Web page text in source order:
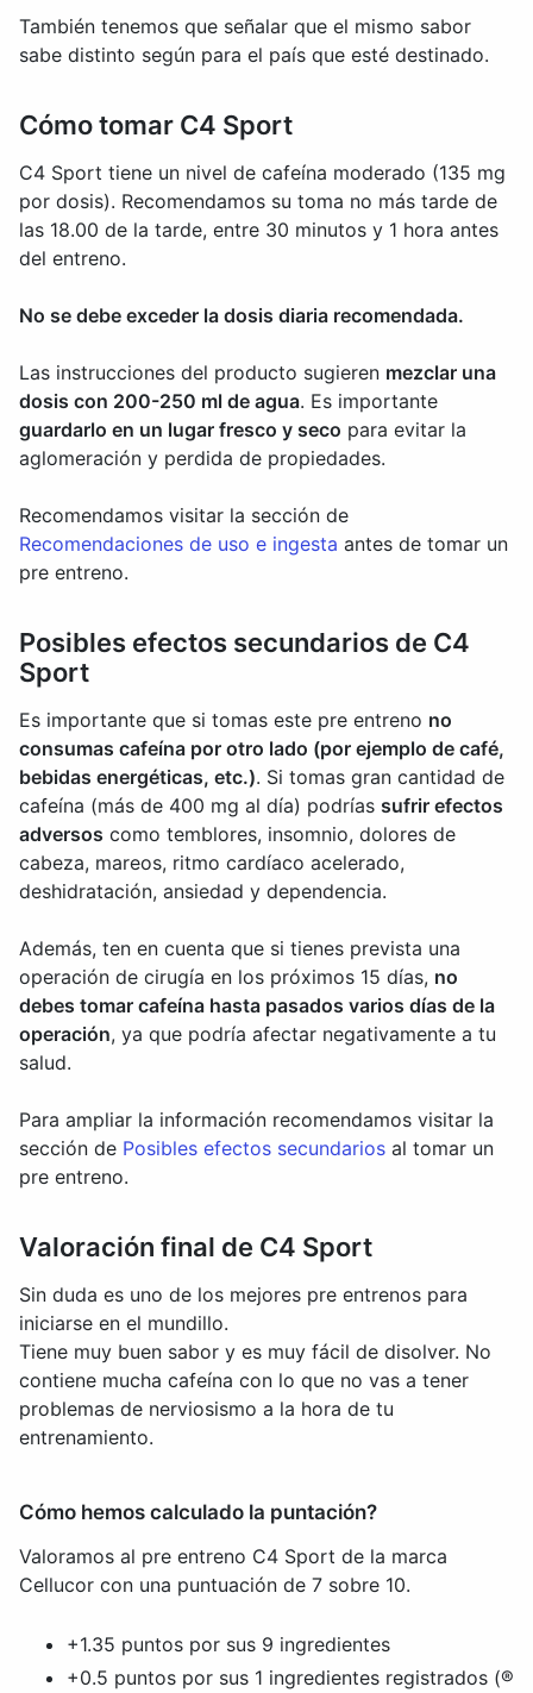
También tenemos que señalar que el mismo sabor
sabe distinto según para el país que esté destinado.
Cómo tomar C4 Sport
C4 Sport tiene un nivel de cafeína moderado (135 mg
por dosis). Recomendamos su toma no más tarde de
las 18.00 de la tarde, entre 30 minutos y 1 hora antes
del entreno.
No se debe exceder la dosis diaria recomendada.
Las instrucciones del producto sugieren mezclar una
dosis con 200-250 ml de agua. Es importante
guardarlo en un lugar fresco y seco para evitar la
aglomeración y perdida de propiedades.
Recomendamos visitar la sección de
Recomendaciones de uso e ingesta antes de tomar un
pre entreno.
Posibles efectos secundarios de C4
Sport
Es importante que si tomas este pre entreno no
consumas cafeína por otro lado (por ejemplo de café,
bebidas energéticas, etc.). Si tomas gran cantidad de
cafeína (más de 400 mg al día) podrías sufrir efectos
adversos como temblores, insomnio, dolores de
cabeza, mareos, ritmo cardíaco acelerado,
deshidratación, ansiedad y dependencia.
Además, ten en cuenta que si tienes prevista una
operación de cirugía en los próximos 15 días, no
debes tomar cafeína hasta pasados varios días de la
operación, ya que podría afectar negativamente a tu
salud.
Para ampliar la información recomendamos visitar la
sección de Posibles efectos secundarios al tomar un
pre entreno.
Valoración final de C4 Sport
Sin duda es uno de los mejores pre entrenos para
iniciarse en el mundillo.
Tiene muy buen sabor y es muy fácil de disolver. No
contiene mucha cafeína con lo que no vas a tener
problemas de nerviosismo a la hora de tu
entrenamiento.
Cómo hemos calculado la puntación?
Valoramos al pre entreno C4 Sport de la marca
Cellucor con una puntuación de 7 sobre 10.
+1.35 puntos por sus 9 ingredientes
+0.5 puntos por sus 1 ingredientes registrados (®